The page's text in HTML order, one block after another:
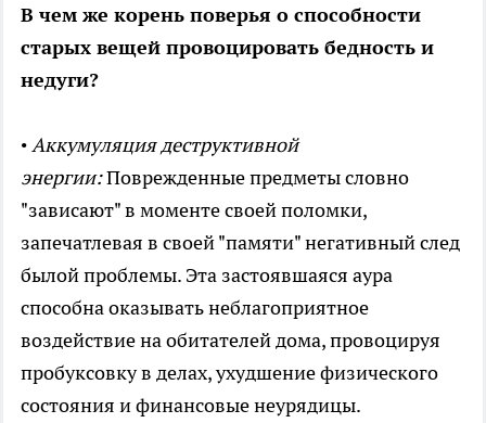
В чем же корень поверья о способности
старых вещей провоцировать бедность и
недуги?
•Аккумуляция деструктивной
энергии:Поврежденные предметы словно
"зависают" в моменте своей поломки,
запечатлевая в своей "памяти" негативный след
былой проблемы. Эта застоявшаяся аура
способна оказывать неблагоприятное
воздействие на обитателей дома, провоцируя
пробуксовку в делах, ухудшение физического
состояния и финансовые неурядицы.